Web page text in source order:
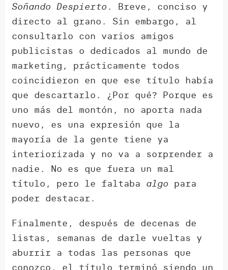
Soñando Despierto . Breve, conciso y
directo al grano. Sin embargo, al
consultarlo con varios amigos
publicistas o dedicados al mundo de
marketing, prácticamente todos
coincidieron en que ese título había
que descartarlo. ¿Por qué? Porque es
uno más del montón, no aporta nada
nuevo, es una expresión que la
mayoría de la gente tiene ya
interiorizada y no va a sorprender a
nadie. No es que fuera un mal
título, pero le faltaba algo para
poder destacar.
Finalmente, después de decenas de
listas, semanas de darle vueltas y
aburrir a todas las personas que
conozco, el título terminó siendo un